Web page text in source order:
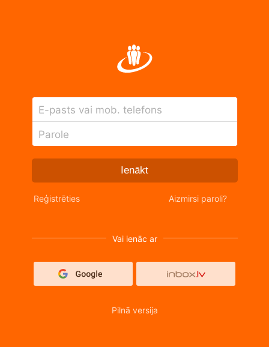
E-pasts vai mob. telefons
Parole
Ienākt
Reģistrēties Aizmirsi paroli?
Vai ienāc ar
Pilnā versija